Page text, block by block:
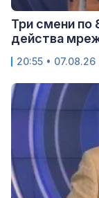
Три смени по
действа
20:55 • 07.08.26